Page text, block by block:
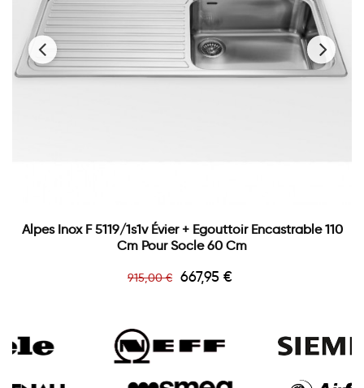
Alpes Inox F 5119/1s1v Évier + Egouttoir Encastrable 110
Cm Pour Socle 60 Cm
Prix
915,00 € Prix
667,95 €
‹ ›